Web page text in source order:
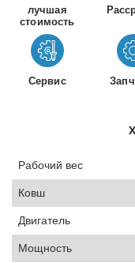
лучшая
стоимость
Сервис
Рабочий вес
Ковш
Двигатель
Мощность